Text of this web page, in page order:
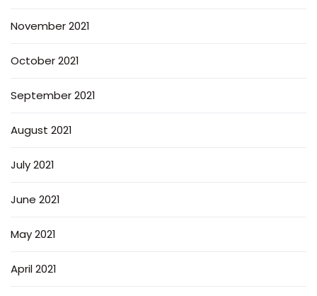
November 2021
October 2021
September 2021
August 2021
July 2021
June 2021
May 2021
April 2021